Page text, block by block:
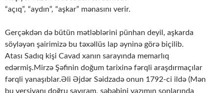
“açıq”, “aydın”, “aşkar” mənasını verir.
Gerçəkdən də bütün mətləblərini pünhan deyil, aşkarda
söyləyən şairimizə bu təxəllüs lap əyninə görə biçilib.
Atası Sadıq kişi Cavad xanın sarayında memarlıq
edərmiş.Mirzə Şəfinin doğum tarixinə fərqli araşdırmaçılar
fərqli yanaşıblar.Əli Əjdər Səidzadə onun 1792-ci ildə (Mən
bu versiyanı doğru sayıram, səbəbini yazımın sonlarında